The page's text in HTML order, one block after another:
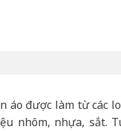
áo được làm từ các
nhôm, nhựa, sắt.